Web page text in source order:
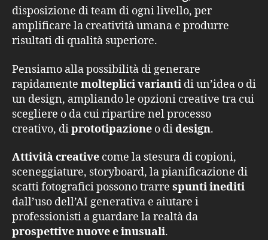
disposizione di team di ogni livello, per
amplificare la creatività umana e produrre
risultati di qualità superiore.
Pensiamo alla possibilità di generare
rapidamente molteplici varianti di un’idea o di
un design, ampliando le opzioni creative tra cui
scegliere o da cui ripartire nel processo
creativo, diprototipazione o didesign.
Attività creative come la stesura di copioni,
sceneggiature, storyboard, la pianificazione di
scatti fotografici possono trarre spunti inediti
dall’uso dell’AI generativa e aiutare i
professionisti a guardare la realtà da
prospettivenuove e inusuali.